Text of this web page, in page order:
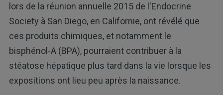
lors de la réunion annuelle 2015 de l'Endocrine
Society à San Diego, en Californie, ont révélé que
ces produits chimiques, et notamment le
bisphénol-A (BPA), pourraient contribuer à la
stéatose hépatique plus tard dans la vie lorsque les
expositions ont lieu peu après la naissance.